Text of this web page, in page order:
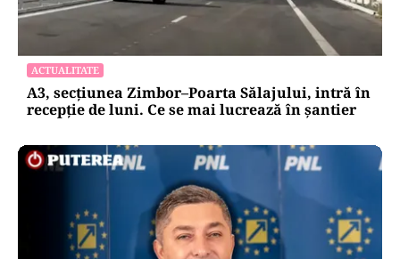
ACTUALITATE
A3, secțiunea Zimbor–Poarta Sălajului, intră în
recepție de luni. Ce se mai lucrează în șantier